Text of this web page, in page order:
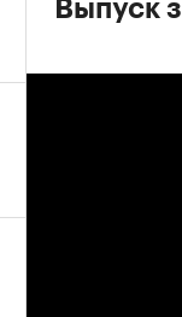
Выпуск